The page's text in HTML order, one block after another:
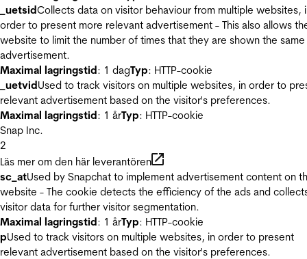
_uetsidCollects data on visitor behaviour from multiple websites,
order to present more relevant advertisement - This also allows
website to limit the number of times that they are shown the same
advertisement.
Maximal lagringstid: 1 dagTyp: HTTP-cookie
_uetvidUsed to track visitors on multiple websites, in order to
relevant advertisement based on the visitor's preferences.
Maximal lagringstid: 1 årTyp: HTTP-cookie
Snap Inc.
2
Läs mer om den här leverantören
sc_atUsed by Snapchat to implement advertisement content on
website - The cookie detects the efficiency of the ads and
visitor data for further visitor segmentation.
Maximal lagringstid: 1 årTyp: HTTP-cookie
pUsed to track visitors on multiple websites, in order to present
relevant advertisement based on the visitor's preferences.